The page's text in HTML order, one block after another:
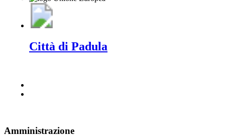
Città di Padula
Amministrazione